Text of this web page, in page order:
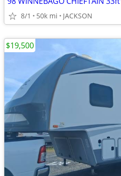
8/1 50k mi JACKSON
$19,500